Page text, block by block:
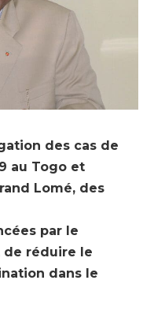
des cas de
au Togo et
Lomé, des
par le
de réduire le
dans le